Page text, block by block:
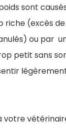
sont
riche (excès
ou par
petit sans
votre